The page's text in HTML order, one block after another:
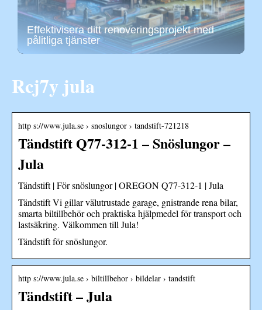
Effektivisera ditt renoveringsprojekt med
pålitliga tjänster
Rcj7y jula
http s://www.jula.se › snoslungor › tandstift-721218
Tändstift Q77-312-1 – Snöslungor –
Jula
Tändstift | För snöslungor | OREGON Q77-312-1 | Jula
Tändstift Vi gillar välutrustade garage, gnistrande rena bilar,
smarta biltillbehör och praktiska hjälpmedel för transport och
lastsäkring. Välkommen till Jula!
Tändstift för snöslungor.
http s://www.jula.se › biltillbehor › bildelar › tandstift
Tändstift – Jula